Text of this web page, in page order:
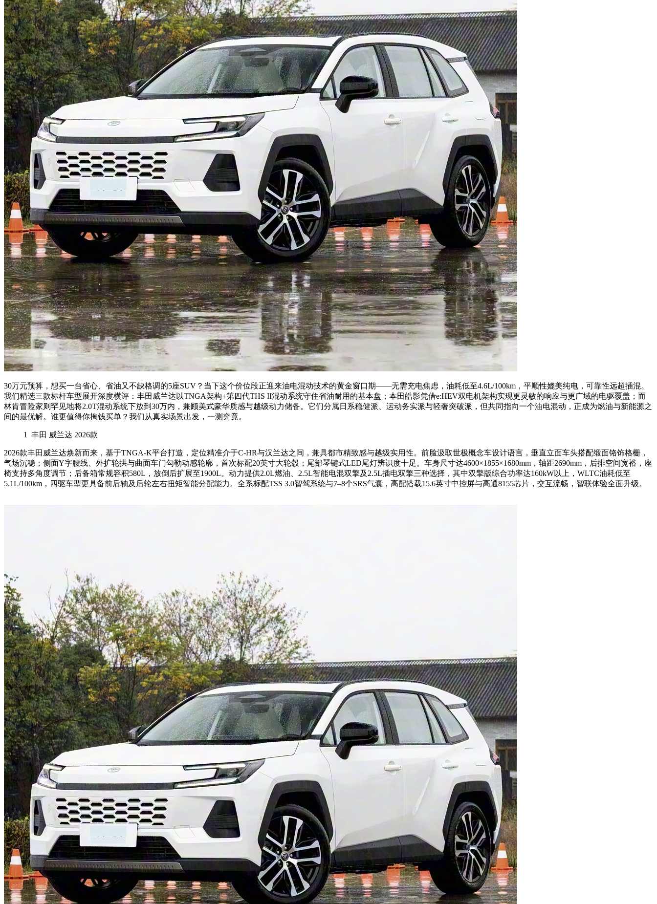
30万元预算，想买一台省心、省油又不缺格调的5座SUV？当下这个价位段正迎来油电混动技术的黄金窗口期——无需充电焦虑，油耗低至4.6L/100km，平顺性媲美纯电，可靠性远超插混。
我们精选三款标杆车型展开深度横评：丰田威兰达以TNGA架构+第四代THS II混动系统守住省油耐用的基本盘；本田皓影凭借e:HEV双电机架构实现更灵敏的响应与更广域的电驱覆盖；而
林肯冒险家则罕见地将2.0T混动系统下放到30万内，兼顾美式豪华质感与越级动力储备。它们分属日系稳健派、运动务实派与轻奢突破派，但共同指向一个油电混动，正成为燃油与新能源之
间的最优解。谁更值得你掏钱买单？我们从真实场景出发，一测究竟。
1 丰田 威兰达 2026款
2026款丰田威兰达焕新而来，基于TNGA-K平台打造，定位精准介于C-HR与汉兰达之间，兼具都市精致感与越级实用性。前脸汲取世极概念车设计语言，垂直立面车头搭配缎面铬饰格栅，
气场沉稳；侧面Y字腰线、外扩轮拱与曲面车门勾勒动感轮廓，首次标配20英寸大轮毂；尾部琴键式LED尾灯辨识度十足。车身尺寸达4600×1855×1680mm，轴距2690mm，后排空间宽裕，座
椅支持多角度调节；后备箱常规容积580L，放倒后扩展至1900L。动力提供2.0L燃油、2.5L智能电混双擎及2.5L插电双擎三种选择，其中双擎版综合功率达160kW以上，WLTC油耗低至
5.1L/100km，四驱车型更具备前后轴及后轮左右扭矩智能分配能力。全系标配TSS 3.0智驾系统与7–8个SRS气囊，高配搭载15.6英寸中控屏与高通8155芯片，交互流畅，智联体验全面升级。